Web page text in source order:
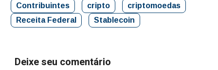
Contribuintes cripto
criptomoedas
Receita Federal
Stablecoin
Deixe seu comentário